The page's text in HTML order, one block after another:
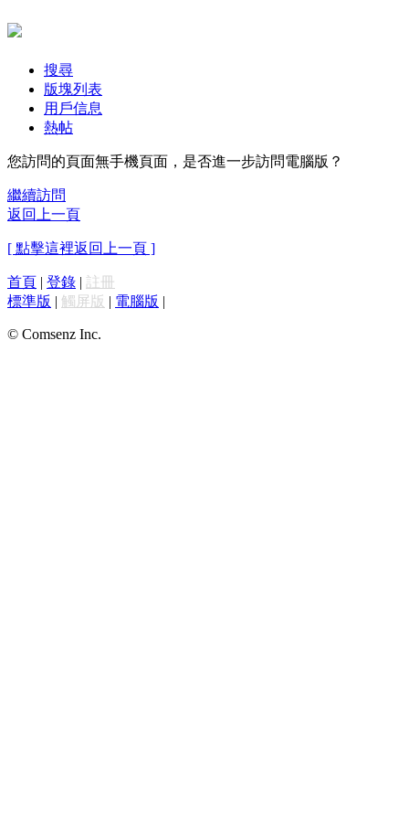
搜尋
版塊列表
用戶信息
熱帖
您訪問的頁面無手機頁面，是否進一步訪問電腦版？
繼續訪問
返回上一頁
[ 點擊這裡返回上一頁 ]
首頁 | 登錄 | 註冊
標準版 | 觸屏版 | 電腦版 |
© Comsenz Inc.